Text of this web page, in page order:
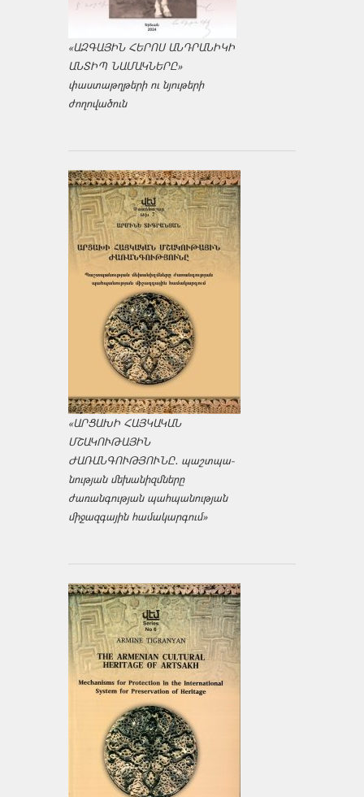
«ԱԶԳԱՅԻՆ ՀԵՐՈՍ ԱՆԴՐԱՆԻԿԻ
ԱՆՏԻՊ ՆԱՄԱԿՆԵՐԸ»
փաստաթղթերի ու նյութերի
ժողովածուն
«ԱՐՑԱԽԻ ՀԱՅԿԱԿԱՆ
ՄՇԱԿՈՒԹԱՅԻՆ
ԺԱՌԱՆԳՈՒԹՅՈՒՆԸ․ պաշտպա­
նության մեխանիզմները
ժառանգության պահպանության
միջազ­գային համակարգում»